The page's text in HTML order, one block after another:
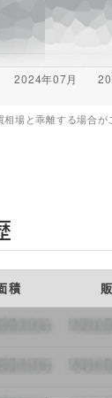
場と乖離する場合が
積